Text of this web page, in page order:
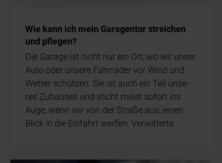
Wie kann ich mein Ga­ra­gen­tor strei­chen
und pfle­gen?
Die Ga­ra­ge ist nicht nur ein Ort, wo wir un­ser
Auto oder un­se­re Fahr­rä­der vor Wind und
Wet­ter schüt­zen. Sie ist auch ein Teil un­se­
res Zu­hau­ses und sticht meist so­fort ins
Auge, wenn wir von der Stra­ße aus, ei­nen
Blick in die Ein­fahrt wer­fen. Ver­wit­ter­te…